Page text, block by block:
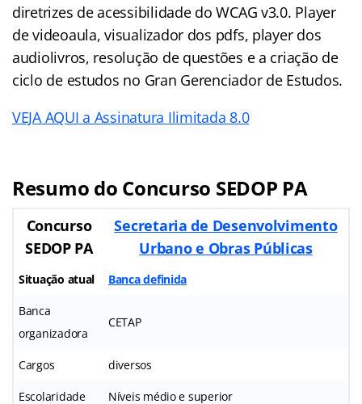
diretrizes de acessibilidade do WCAG v3.0. Player
de videoaula, visualizador dos pdfs, player dos
audiolivros, resolução de questões e a criação de
ciclo de estudos no Gran Gerenciador de Estudos.
VEJA AQUI a Assinatura Ilimitada 8.0
Resumo do Concurso SEDOP PA
Concurso
SEDOP PA
Secretaria de Desenvolvimento
Urbano e Obras Públicas
Situação atual Banca definida
Banca
organizadora
CETAP
Cargos diversos
Escolaridade Níveis médio e superior